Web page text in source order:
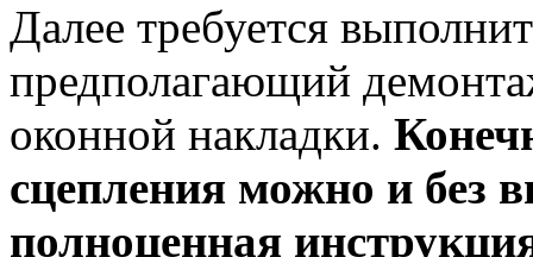
Далее требуется
предполагающий
оконной накладки.
сцепления можно и без
полноценная